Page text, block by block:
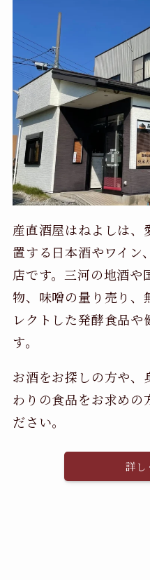
産直酒屋はねよしは、
置する日本酒やワイン
店です。三河の地酒や
物、味噌の量り売り、
レクトした発酵食品や
す。
お酒をお探しの方や
わりの食品をお求めの
ださい。
詳し